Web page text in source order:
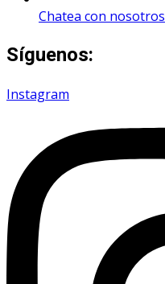
Chatea con nosotros
Síguenos:
Instagram